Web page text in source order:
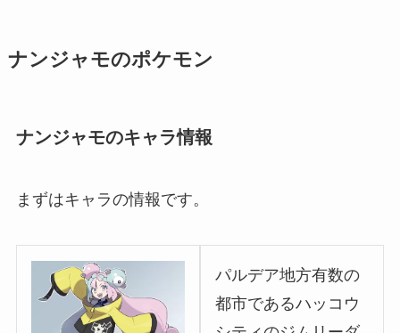
ナンジャモのポケモン
ナンジャモのキャラ情報
まずはキャラの情報です。
パルデア地方有数の
都市であるハッコウ